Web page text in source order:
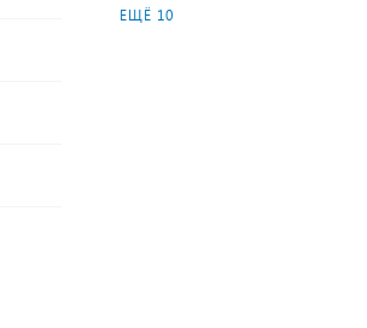
ЕЩЁ 10